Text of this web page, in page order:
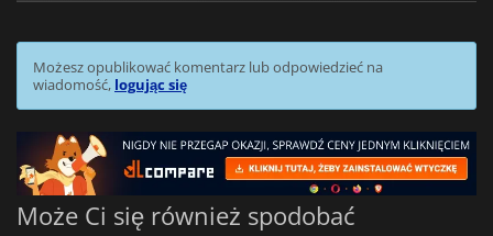
Możesz opublikować komentarz lub odpowiedzieć na
wiadomość, logując się
Może Ci się również spodobać